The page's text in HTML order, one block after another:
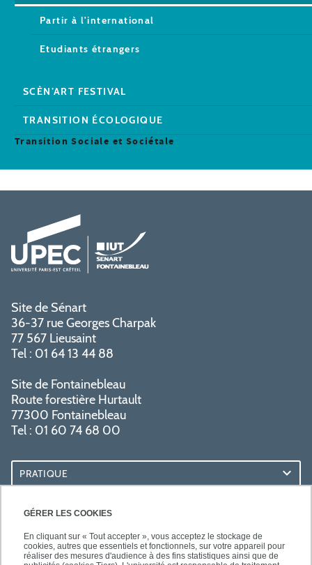
GÉRER LES COOKIES
En cliquant sur « Tout accepter », vous acceptez le stockage de
cookies, autres que essentiels et fonctionnels, sur votre appareil pour
réaliser des mesures d'audience à des fins statistiques ainsi que de
Partir à l'international
Etudiants étrangers
SCÈN’ART FESTIVAL
TRANSITION ÉCOLOGIQUE
Transition Sociale et Sociétale
Site de Sénart
36-37 rue Georges Charpak
77 567 Lieusaint
Tel : 01 64 13 44 88
Site de Fontainebleau
Route forestière Hurtault
77300 Fontainebleau
Tel : 01 60 74 68 00
PRATIQUE
RESSOURCES